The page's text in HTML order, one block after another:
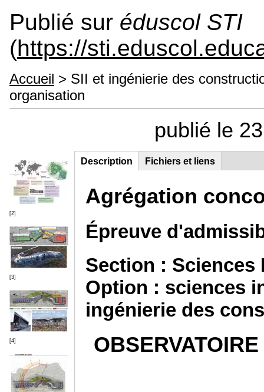
Publié sur éduscol STI
(https://
Accueil > SII et ingénierie des
organisation
publié le
[2]
[3]
[4]
Groupe principal
Description (onglet
actif)
Fichiers et liens
Agrégation
Épreuve
Section : Sciences
Option : sciences
ingénierie des